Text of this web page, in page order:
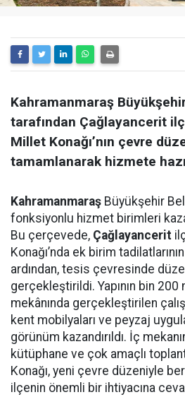
Kahramanmaraş
tarafından Çağlayancerit
Millet Konağı’nın çevre
tamamlanarak hizmete
Kahramanmaraş Büyükşehir
fonksiyonlu hizmet birimleri
Bu çerçevede, Çağlayancerit
Konağı’nda ek birim
ardından, tesis çevresinde
gerçekleştirildi. Yapının bin 200
mekânında gerçekleştirilen
kent mobilyaları ve peyzaj
görünüm kazandırıldı. İç
kütüphane ve çok amaçlı
Konağı, yeni çevre düzeniyle
ilçenin önemli bir ihtiyacına